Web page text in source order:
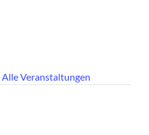
Alle Veranstaltungen